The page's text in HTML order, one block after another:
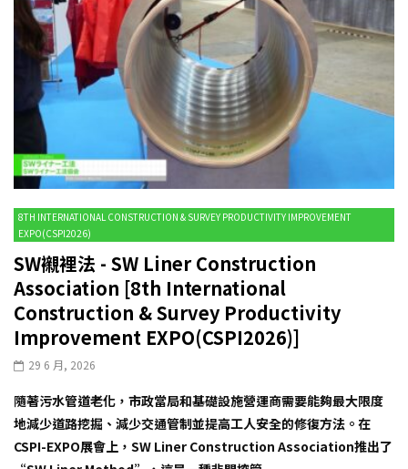
8TH INTERNATIONAL CONSTRUCTION & SURVEY PRODUCTIVITY IMPROVEMENT
EXPO(CSPI2026)
SW襯裡法 - SW Liner Construction
Association [8th International
Construction & Survey Productivity
Improvement EXPO(CSPI2026)]
29 6 月, 2026
隨著污水管道老化，市政當局和基礎設施營運商需要能夠最大限度
地減少道路挖掘、減少交通管制並提高工人安全的修復方法。在
CSPI-EXPO展會上，SW Liner Construction Association推出了